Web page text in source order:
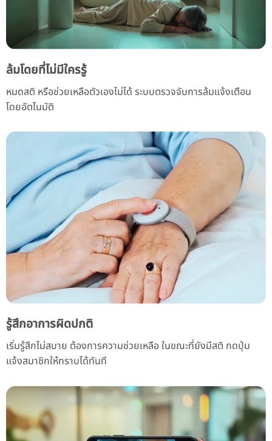
ล้มโดยที่ไม่มีใครรู้
หมดสติ หรือช่วยเหลือตัวเองไม่ได้ ระบบตรวจจับการล้มแจ้งเตือน
โดยอัตโนมัติ
รู้สึกอาการผิดปกติ
เริ่มรู้สึกไม่สบาย ต้องการความช่วยเหลือ ในขณะที่ยังมีสติ กดปุ่ม
แจ้งสมาชิกให้ทราบได้ทันที